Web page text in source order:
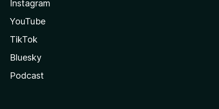
Instagram
YouTube
TikTok
Bluesky
Podcast